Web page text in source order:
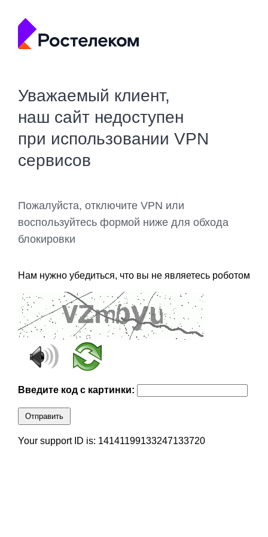
Уважаемый клиент,
наш сайт недоступен
при использовании VPN
сервисов
Пожалуйста, отключите VPN или
воспользуйтесь формой ниже для обхода
блокировки
Нам нужно убедиться, что вы не являетесь роботом
Введите код с картинки:
Отправить
Your support ID is: 14141199133247133720